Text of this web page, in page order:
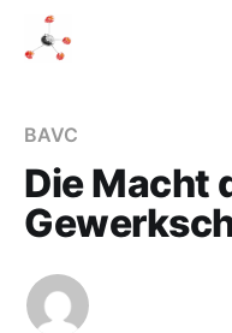
BAVC
Die Macht